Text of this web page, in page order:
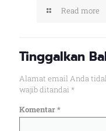
Read more
Tinggalkan
Alamat email Anda
wajib ditandai *
Komentar*